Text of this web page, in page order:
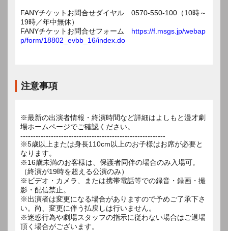
FANYチケットお問合せダイヤル 0570-550-100（10時～
19時／年中無休）
FANYチケットお問合せフォーム https://f.msgs.jp/webap
p/form/18802_evbb_16/index.do
注意事項
※最新の出演者情報・終演時間など詳細はよしもと漫才劇
場ホームページでご確認ください。
---------------------------------------------------------
※5歳以上または身長110cm以上のお子様はお席が必要と
なります。
※16歳未満のお客様は、保護者同伴の場合のみ入場可。
（終演が19時を超える公演のみ）
※ビデオ・カメラ、または携帯電話等での録音・録画・撮
影・配信禁止。
※出演者は変更になる場合がありますので予めご了承下さ
い。尚、変更に伴う払戻しは行いません。
※迷惑行為や劇場スタッフの指示に従わない場合はご退場
頂く場合がございます。